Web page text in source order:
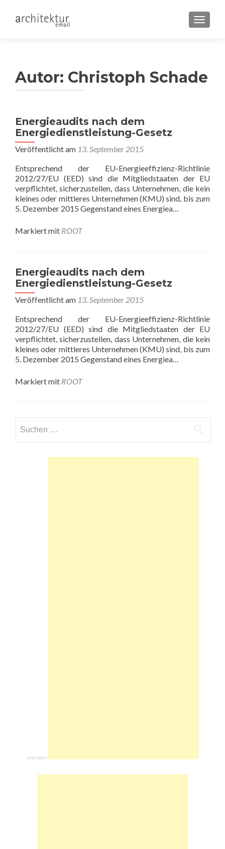
Autor: Christoph Schade
Energieaudits nach dem
Energiedienstleistung-Gesetz
Veröffentlicht am 13. September 2015
Entsprechend der EU-Energieeffizienz-Richtlinie
2012/27/EU (EED) sind die Mitgliedstaaten der EU
verpflichtet, sicherzustellen, dass Unternehmen, die kein
kleines oder mittleres Unternehmen (KMU) sind, bis zum
5. Dezember 2015 Gegenstand eines Energiea…
Markiert mit ROOT
Energieaudits nach dem
Energiedienstleistung-Gesetz
Veröffentlicht am 13. September 2015
Entsprechend der EU-Energieeffizienz-Richtlinie
2012/27/EU (EED) sind die Mitgliedstaaten der EU
verpflichtet, sicherzustellen, dass Unternehmen, die kein
kleines oder mittleres Unternehmen (KMU) sind, bis zum
5. Dezember 2015 Gegenstand eines Energiea…
Markiert mit ROOT
nach:
Anzeigen